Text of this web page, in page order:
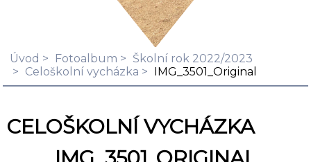
Úvod Fotoalbum
Školní rok 2022/2023
Celoškolní vycházka
IMG_3501_Original
CELOŠKOLNÍ VYCHÁZKA